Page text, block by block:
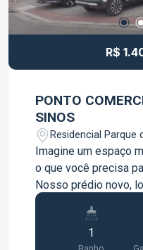
R$
PONTO
SINOS
Residencial Parque
Imagine um espaço
o que você precisa
Nosso prédio novo,
Parque dos Sinos,
4 salas comerciais,
funcional. 1